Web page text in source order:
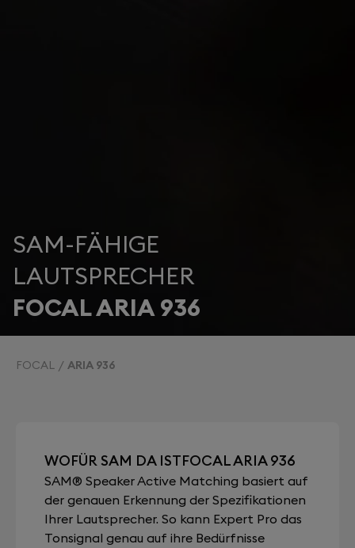
SAM-FÄHIGE
LAUTSPRECHER
FOCAL ARIA 936
FOCAL ARIA 936
WOFÜR SAM DA ISTFOCAL ARIA 936
SAM® Speaker Active Matching basiert auf
der genauen Erkennung der Spezifikationen
Ihrer Lautsprecher. So kann Expert Pro das
Tonsignal genau auf ihre Bedürfnisse